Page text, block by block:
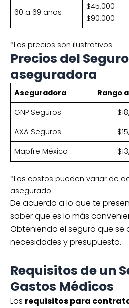
60 a 69 años
$45,000 –
$90,000
*Los precios son ilustrativos.
Precios del
aseguradora
Aseguradora
Rango
GNP Seguros
AXA Seguros
Mapfre México
*Los costos pueden variar de
asegurado.
De acuerdo a lo que te
saber que es lo más
Obteniendo el seguro que se
necesidades y presupuesto.
Requisitos de un
Gastos Médicos
Los requisitos para